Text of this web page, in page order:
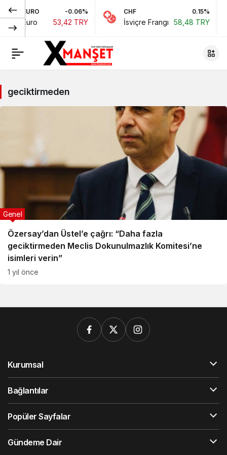
EURO -0.06%
Euro 53,42 TRY
CHF 0.15%
İsviçre Frangı 58,48 TRY
geciktirmeden
Özersay’dan Üstel’e çağrı: “Daha fazla
geciktirmeden Meclis Dokunulmazlık Komitesi’ne
isimleri verin”
Genel
1 yıl önce
Kurumsal
Bağlantılar
Popüler Sayfalar
Gündeme Dair